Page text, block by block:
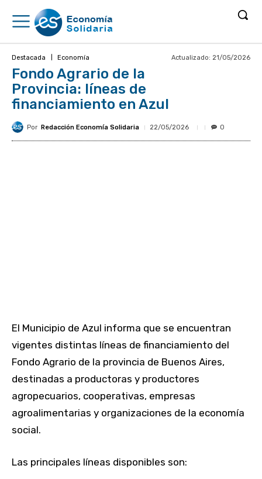
Destacada Economía Actualizado: 21/05/2026
Fondo Agrario de la
Provincia: líneas de
financiamiento en Azul
Por Redacción Economía Solidaria 22/05/2026 0
El Municipio de Azul informa que se encuentran
vigentes distintas líneas de financiamiento del
Fondo Agrario de la provincia de Buenos Aires,
destinadas a productoras y productores
agropecuarios, cooperativas, empresas
agroalimentarias y organizaciones de la economía
social.
Las principales líneas disponibles son: